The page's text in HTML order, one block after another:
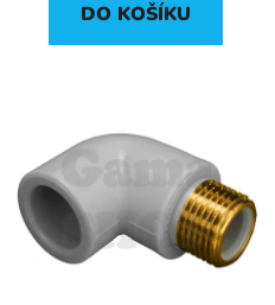
DO KOŠÍKU